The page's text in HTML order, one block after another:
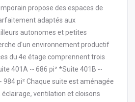
propose des espaces de
adaptés aux
autonomes et petites
d'un environnement productif
du 4e étage comprennent trois
401A -- 686 pi² *Suite 401B --
984 pi² Chaque suite est aménagée
éclairage, ventilation et cloisons